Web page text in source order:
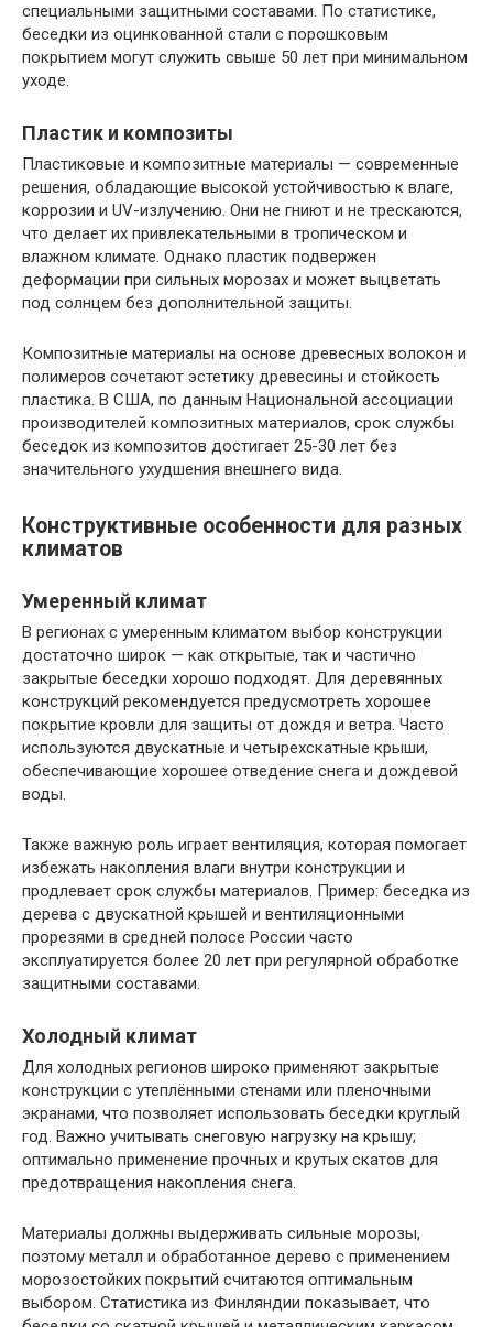
специальными защитными составами. По статистике,
беседки из оцинкованной стали с порошковым
покрытием могут служить свыше 50 лет при минимальном
уходе.
Пластик и композиты
Пластиковые и композитные материалы — современные
решения, обладающие высокой устойчивостью к влаге,
коррозии и UV-излучению. Они не гниют и не трескаются,
что делает их привлекательными в тропическом и
влажном климате. Однако пластик подвержен
деформации при сильных морозах и может выцветать
под солнцем без дополнительной защиты.
Композитные материалы на основе древесных волокон и
полимеров сочетают эстетику древесины и стойкость
пластика. В США, по данным Национальной ассоциации
производителей композитных материалов, срок службы
беседок из композитов достигает 25-30 лет без
значительного ухудшения внешнего вида.
Конструктивные особенности для разных
климатов
Умеренный климат
В регионах с умеренным климатом выбор конструкции
достаточно широк — как открытые, так и частично
закрытые беседки хорошо подходят. Для деревянных
конструкций рекомендуется предусмотреть хорошее
покрытие кровли для защиты от дождя и ветра. Часто
используются двускатные и четырехскатные крыши,
обеспечивающие хорошее отведение снега и дождевой
воды.
Также важную роль играет вентиляция, которая помогает
избежать накопления влаги внутри конструкции и
продлевает срок службы материалов. Пример: беседка из
дерева с двускатной крышей и вентиляционными
прорезями в средней полосе России часто
эксплуатируется более 20 лет при регулярной обработке
защитными составами.
Холодный климат
Для холодных регионов широко применяют закрытые
конструкции с утеплёнными стенами или пленочными
экранами, что позволяет использовать беседки круглый
год. Важно учитывать снеговую нагрузку на крышу;
оптимально применение прочных и крутых скатов для
предотвращения накопления снега.
Материалы должны выдерживать сильные морозы,
поэтому металл и обработанное дерево с применением
морозостойких покрытий считаются оптимальным
выбором. Статистика из Финляндии показывает, что